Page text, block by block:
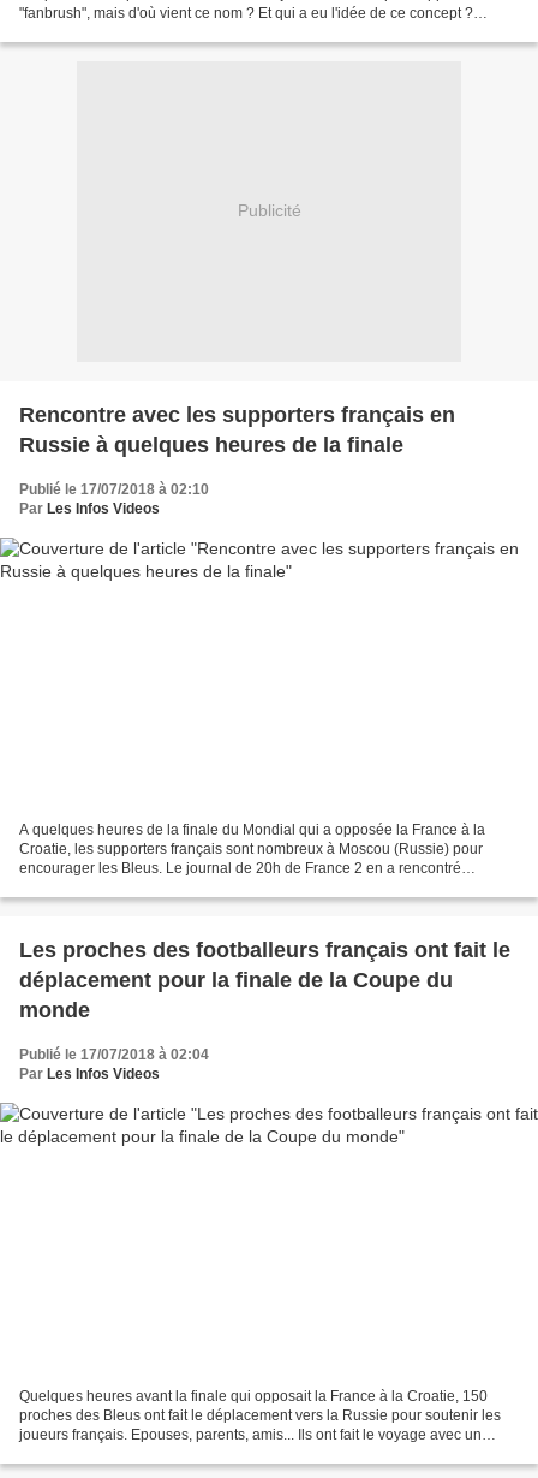
"fanbrush", mais d'où vient ce nom ? Et qui a eu l'idée de ce concept ?
Publicité
Rencontre avec les supporters français en
Russie à quelques heures de la finale
Publié le 17/07/2018 à 02:10
Par Les Infos Videos
A quelques heures de la finale du Mondial qui a opposée la France à la
Croatie, les supporters français sont nombreux à Moscou (Russie) pour
encourager les Bleus. Le journal de 20h de France 2 en a rencontré
Les proches des footballeurs français ont fait le
déplacement pour la finale de la Coupe du
monde
Publié le 17/07/2018 à 02:04
Par Les Infos Videos
Quelques heures avant la finale qui opposait la France à la Croatie, 150
proches des Bleus ont fait le déplacement vers la Russie pour soutenir les
joueurs français. Epouses, parents, amis... Ils ont fait le voyage avec un